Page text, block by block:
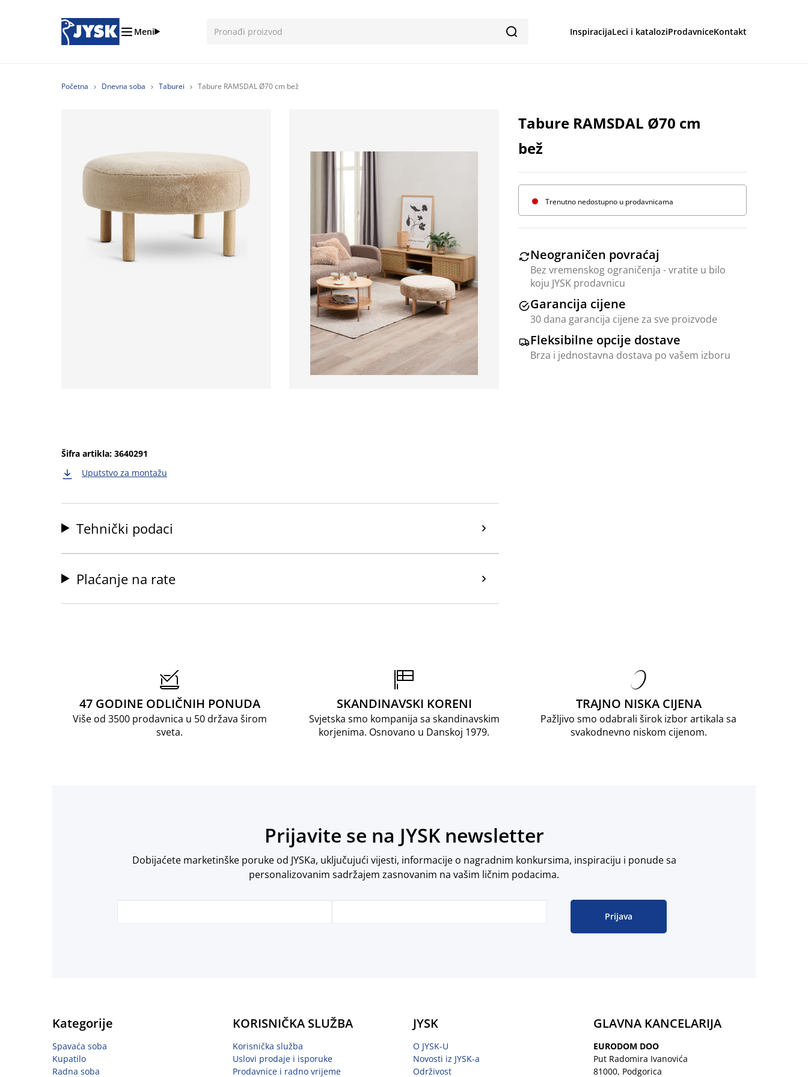
Meni InspiracijaLeci i kataloziProdavniceKontakt
Pretraga
Početna Dnevna soba Taburei Tabure RAMSDAL Ø70 cm bež
Tabure RAMSDAL Ø70 cm
bež
Trenutno nedostupno u prodavnicama
Neograničen povraćaj
Bez vremenskog ograničenja - vratite u bilo
koju JYSK prodavnicu
Garancija cijene
30 dana garancija cijene za sve proizvode
Fleksibilne opcije dostave
Brza i jednostavna dostava po vašem izboru
Šifra artikla: 3640291
Uputstvo za montažu
Tehnički podaci
Plaćanje na rate
47 GODINE ODLIČNIH PONUDA
Više od 3500 prodavnica u 50 država širom
sveta.
SKANDINAVSKI KORENI
Svjetska smo kompanija sa skandinavskim
korjenima. Osnovano u Danskoj 1979.
TRAJNO NISKA CIJENA
Pažljivo smo odabrali širok izbor artikala sa
svakodnevno niskom cijenom.
Prijavite se na JYSK newsletter
Dobijaćete marketinške poruke od JYSKa, uključujući vijesti, informacije o nagradnim konkursima, inspiraciju i ponude sa
personalizovanim sadržajem zasnovanim na vašim ličnim podacima.
Prijava
Kategorije
Spavaća soba
Kupatilo
Radna soba
KORISNIČKA SLUŽBA
Korisnička služba
Uslovi prodaje i isporuke
Prodavnice i radno vrijeme
JYSK
O JYSK-U
Novosti iz JYSK-a
Održivost
GLAVNA KANCELARIJA
EURODOM DOO
Put Radomira Ivanovića
81000, Podgorica